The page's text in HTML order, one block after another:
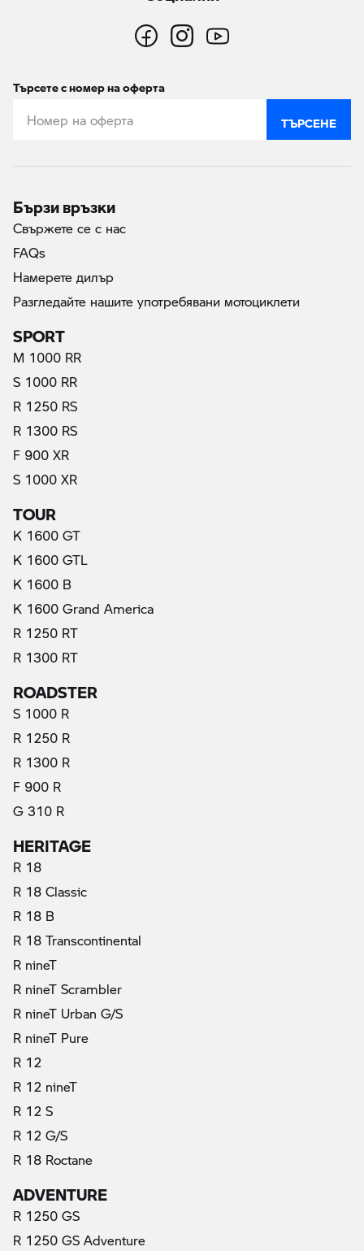
Търсете с номер на оферта
ТЪРСЕНЕ
Бързи връзки
Свържете се с нас
FAQs
Намерете дилър
Разгледайте нашите употребявани мотоциклети
SPORT
M 1000 RR
S 1000 RR
R 1250 RS
R 1300 RS
F 900 XR
S 1000 XR
TOUR
K 1600 GT
K 1600 GTL
K 1600 B
K 1600 Grand America
R 1250 RT
R 1300 RT
ROADSTER
S 1000 R
R 1250 R
R 1300 R
F 900 R
G 310 R
HERITAGE
R 18
R 18 Classic
R 18 B
R 18 Transcontinental
R nineT
R nineT Scrambler
R nineT Urban G/S
R nineT Pure
R 12
R 12 nineT
R 12 S
R 12 G/S
R 18 Roctane
ADVENTURE
R 1250 GS
R 1250 GS Adventure